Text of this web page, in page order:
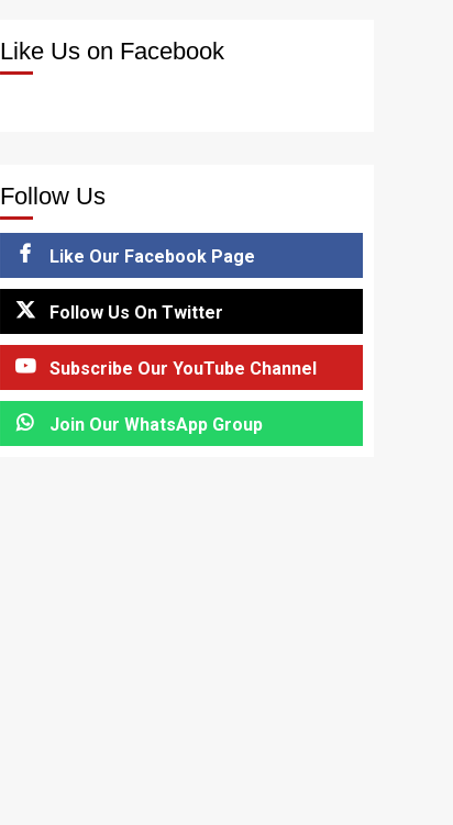
Like Us on Facebook
Follow Us
Like Our Facebook Page
Follow Us On Twitter
Subscribe Our YouTube Channel
Join Our WhatsApp Group